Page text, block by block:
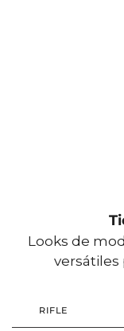
Looks de
versátiles
RIFLE